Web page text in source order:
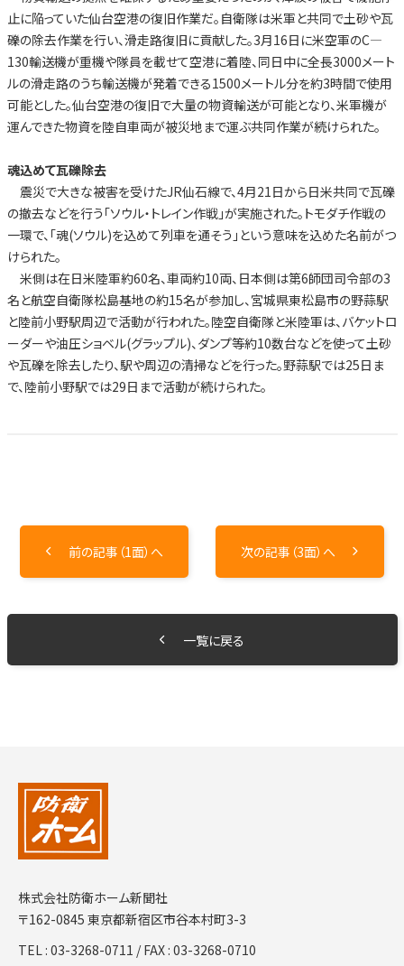
止に陥っていた仙台空港の復旧作業だ。自衛隊は米軍と共同で土砂や瓦
礫の除去作業を行い、滑走路復旧に貢献した。3月16日に米空軍のC—
130輸送機が重機や隊員を載せて空港に着陸、同日中に全長3000メート
ルの滑走路のうち輸送機が発着できる1500メートル分を約3時間で使用
可能とした。仙台空港の復旧で大量の物資輸送が可能となり、米軍機が
運んできた物資を陸自車両が被災地まで運ぶ共同作業が続けられた。
魂込めて瓦礫除去
震災で大きな被害を受けたJR仙石線で、4月21日から日米共同で瓦礫
の撤去などを行う「ソウル・トレイン作戦」が実施された。トモダチ作戦の
一環で、「魂(ソウル)を込めて列車を通そう」という意味を込めた名前がつ
けられた。
米側は在日米陸軍約60名、車両約10両、日本側は第6師団司令部の3
名と航空自衛隊松島基地の約15名が参加し、宮城県東松島市の野蒜駅
と陸前小野駅周辺で活動が行われた。陸空自衛隊と米陸軍は、バケットロ
ーダーや油圧ショベル(グラップル)、ダンプ等約10数台などを使って土砂
や瓦礫を除去したり、駅や周辺の清掃などを行った。野蒜駅では25日ま
で、陸前小野駅では29日まで活動が続けられた。
前の記事（1面）へ 次の記事（3面）へ
一覧に戻る
株式会社防衛ホーム新聞社
〒162-0845 東京都新宿区市谷本村町3-3
TEL :03-3268-0711 / FAX : 03-3268-0710